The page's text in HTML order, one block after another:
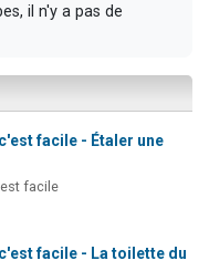
il n'y a pas de
facile - Étaler une
facile
facile - La toilette du